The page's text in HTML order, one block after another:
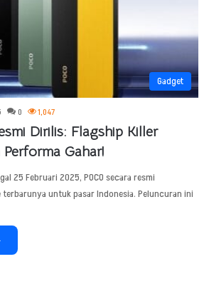
Gadget
0 1,047
Dirilis: Flagship Killer
Gahar!
25 Februari 2025, POCO secara resmi
untuk pasar Indonesia. Peluncuran ini